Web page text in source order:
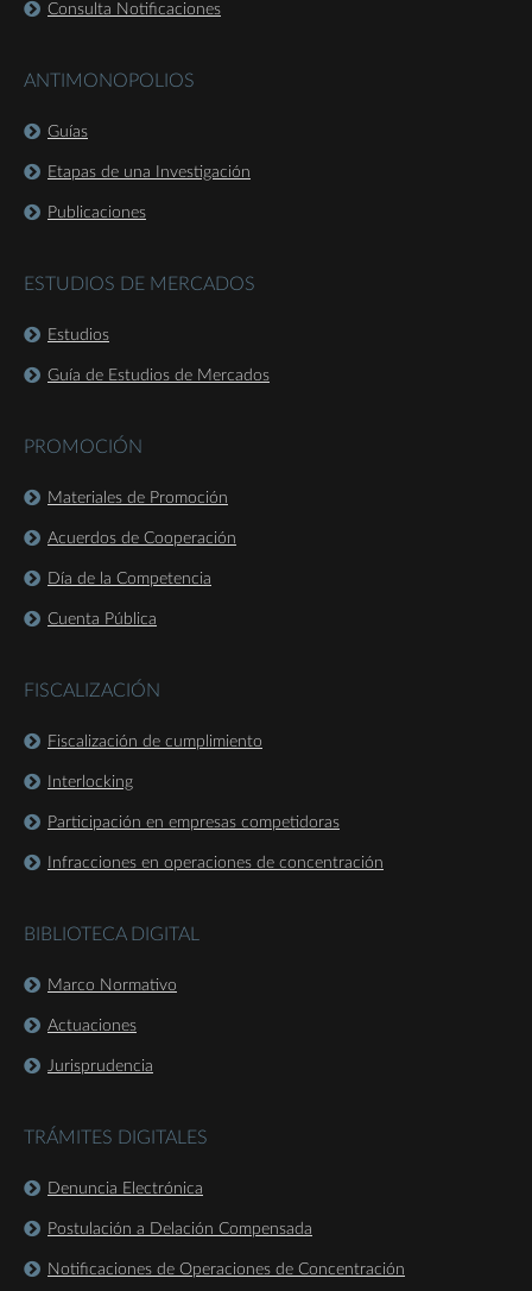
Consulta Notificaciones
ANTIMONOPOLIOS
Guías
Etapas de una Investigación
Publicaciones
ESTUDIOS DE MERCADOS
Estudios
Guía de Estudios de Mercados
PROMOCIÓN
Materiales de Promoción
Acuerdos de Cooperación
Día de la Competencia
Cuenta Pública
FISCALIZACIÓN
Fiscalización de cumplimiento
Interlocking
Participación en empresas competidoras
Infracciones en operaciones de concentración
BIBLIOTECA DIGITAL
Marco Normativo
Actuaciones
Jurisprudencia
TRÁMITES DIGITALES
Denuncia Electrónica
Postulación a Delación Compensada
Notificaciones de Operaciones de Concentración